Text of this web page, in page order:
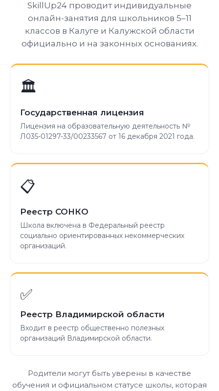
SkillUp24 проводит индивидуальные
онлайн-занятия для школьников 5–11
классов в Калуге и Калужской области
официально и на законных основаниях.
🏛️
Государственная лицензия
Лицензия на образовательную деятельность №
Л035-01297-33/00233567 от 16 декабря 2021 года.
📋
Реестр СОНКО
Школа включена в Федеральный реестр
социально ориентированных некоммерческих
организаций.
✅
Реестр Владимирской области
Входит в реестр общественно полезных
организаций Владимирской области.
Родители могут быть уверены в качестве
обучения и официальном статусе школы, которая